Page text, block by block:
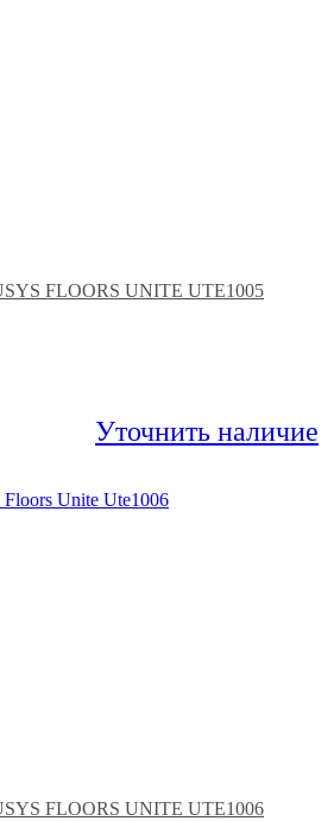
FLOORS UNITE UTE1005
Уточнить наличие
FLOORS UNITE UTE1006